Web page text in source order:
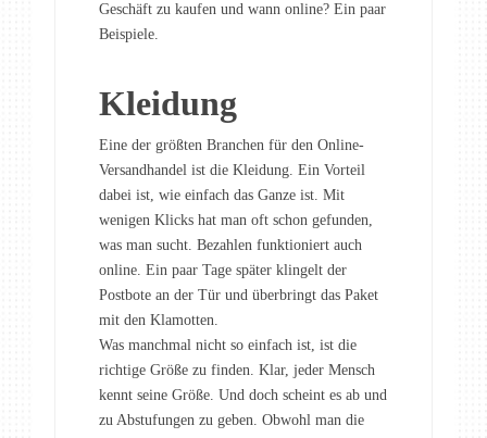
Geschäft zu kaufen und wann online? Ein paar
Beispiele.
Kleidung
Eine der größten Branchen für den Online-
Versandhandel ist die Kleidung. Ein Vorteil
dabei ist, wie einfach das Ganze ist. Mit
wenigen Klicks hat man oft schon gefunden,
was man sucht. Bezahlen funktioniert auch
online. Ein paar Tage später klingelt der
Postbote an der Tür und überbringt das Paket
mit den Klamotten.
Was manchmal nicht so einfach ist, ist die
richtige Größe zu finden. Klar, jeder Mensch
kennt seine Größe. Und doch scheint es ab und
zu Abstufungen zu geben. Obwohl man die